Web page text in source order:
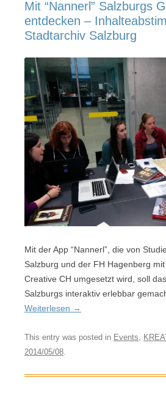
Mit “Nannerl” Salzburgs
entdecken –
Stadtarchiv Salzburg
Mit der App “Nannerl”, die von
Salzburg und der FH Hagenberg
Creative CH umgesetzt wird, soll
Salzburgs interaktiv erlebbar
Weiterlesen →
This entry was posted in Events,
2014/05/08.